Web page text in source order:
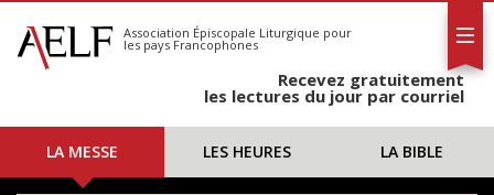
S'abonner
Calendrier
Association Épiscopale Liturgique pour
les pays Francophones
Recevez gratuitement
les lectures du jour par courriel
LA MESSE LES HEURES LA BIBLE